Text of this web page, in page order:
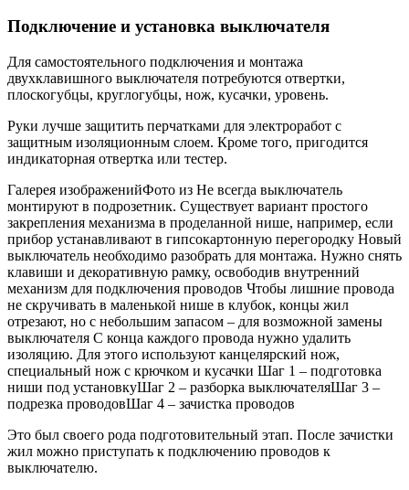
Подключение и установка выключателя
Для самостоятельного подключения и монтажа
двухклавишного выключателя потребуются отвертки,
плоскогубцы, круглогубцы, нож, кусачки, уровень.
Руки лучше защитить перчатками для электроработ с
защитным изоляционным слоем. Кроме того, пригодится
индикаторная отвертка или тестер.
Галерея изображенийФото из Не всегда выключатель
монтируют в подрозетник. Существует вариант простого
закрепления механизма в проделанной нише, например, если
прибор устанавливают в гипсокартонную перегородку Новый
выключатель необходимо разобрать для монтажа. Нужно снять
клавиши и декоративную рамку, освободив внутренний
механизм для подключения проводов Чтобы лишние провода
не скручивать в маленькой нише в клубок, концы жил
отрезают, но с небольшим запасом – для возможной замены
выключателя С конца каждого провода нужно удалить
изоляцию. Для этого используют канцелярский нож,
специальный нож с крючком и кусачки Шаг 1 – подготовка
ниши под установкуШаг 2 – разборка выключателяШаг 3 –
подрезка проводовШаг 4 – зачистка проводов
Это был своего рода подготовительный этап. После зачистки
жил можно приступать к подключению проводов к
выключателю.